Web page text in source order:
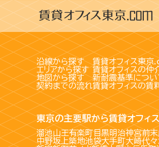
沿線から探す
エリアから探す
地図から探す
契約までの流れ
賃貸オフィス東
賃貸オフィスの仲
新耐震基準につい
賃貸オフィスの賃
東京の主要駅から賃貸オフィ
溜池山王有楽町目黒明治神宮前
中野坂上築地池袋大手町大崎代